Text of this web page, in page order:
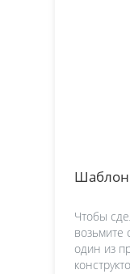
Шаблон
Чтобы
возьмите
один из